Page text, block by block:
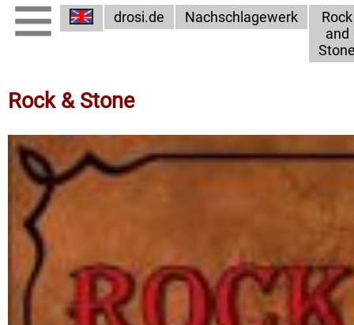
drosi.de Nachschlagewerk
Rock
and
Rock & Stone